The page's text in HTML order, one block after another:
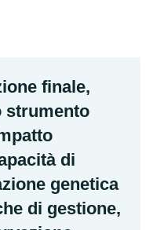
finale,
strumento
di
genetica
di gestione,